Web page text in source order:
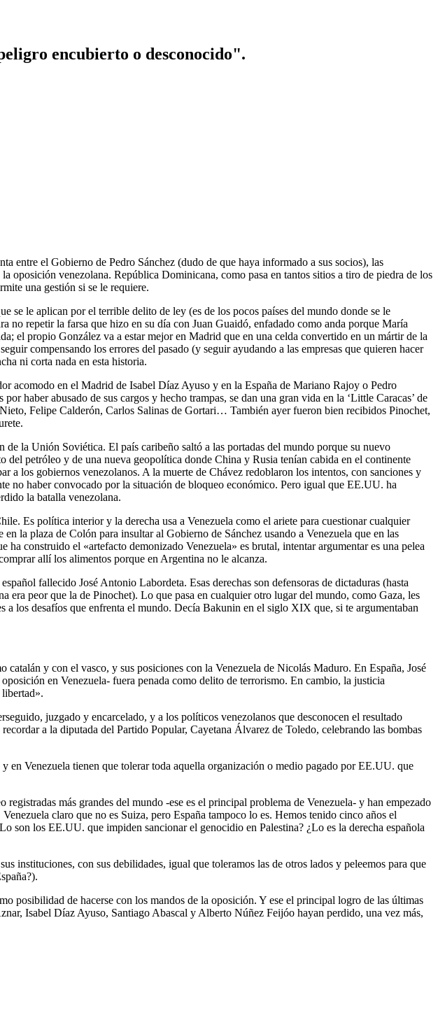
encubierto o desconocido".
entre el Gobierno de Pedro Sánchez (dudo de que haya informado a sus socios), las
oposición venezolana. República Dominicana, como pasa en tantos sitios a tiro de piedra de los
una gestión si se le requiere.
se le aplican por el terrible delito de ley (es de los pocos países del mundo donde se le
no repetir la farsa que hizo en su día con Juan Guaidó, enfadado como anda porque María
el propio González va a estar mejor en Madrid que en una celda convertido en un mártir de la
compensando los errores del pasado (y seguir ayudando a las empresas que quieren hacer
ni corta nada en esta historia.
acomodo en el Madrid de Isabel Díaz Ayuso y en la España de Mariano Rajoy o Pedro
haber abusado de sus cargos y hecho trampas, se dan una gran vida en la ‘Little Caracas’ de
Felipe Calderón, Carlos Salinas de Gortari… También ayer fueron bien recibidos Pinochet,
la Unión Soviética. El país caribeño saltó a las portadas del mundo porque su nuevo
petróleo y de una nueva geopolítica donde China y Rusia tenían cabida en el continente
los gobiernos venezolanos. A la muerte de Chávez redoblaron los intentos, con sanciones y
no haber convocado por la situación de bloqueo económico. Pero igual que EE.UU. ha
la batalla venezolana.
Es política interior y la derecha usa a Venezuela como el ariete para cuestionar cualquier
la plaza de Colón para insultar al Gobierno de Sánchez usando a Venezuela que en las
construido el «artefacto demonizado Venezuela» es brutal, intentar argumentar es una pelea
allí los alimentos porque en Argentina no le alcanza.
fallecido José Antonio Labordeta. Esas derechas son defensoras de dictaduras (hasta
era peor que la de Pinochet). Lo que pasa en cualquier otro lugar del mundo, como Gaza, les
a los desafíos que enfrenta el mundo. Decía Bakunin en el siglo XIX que, si te argumentaban
y con el vasco, y sus posiciones con la Venezuela de Nicolás Maduro. En España, José
en Venezuela- fuera penada como delito de terrorismo. En cambio, la justicia
libertad».
juzgado y encarcelado, y a los políticos venezolanos que desconocen el resultado
a la diputada del Partido Popular, Cayetana Álvarez de Toledo, celebrando las bombas
en Venezuela tienen que tolerar toda aquella organización o medio pagado por EE.UU. que
más grandes del mundo -ese es el principal problema de Venezuela- y han empezado
claro que no es Suiza, pero España tampoco lo es. Hemos tenido cinco años el
son los EE.UU. que impiden sancionar el genocidio en Palestina? ¿Lo es la derecha española
instituciones, con sus debilidades, igual que toleramos las de otros lados y peleemos para que
posibilidad de hacerse con los mandos de la oposición. Y ese el principal logro de las últimas
Isabel Díaz Ayuso, Santiago Abascal y Alberto Núñez Feijóo hayan perdido, una vez más,